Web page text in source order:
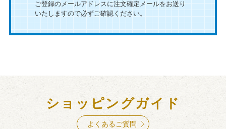
ご登録のメールアドレスに注文確定メールをお送り
いたしますので必ずご確認ください。
ショッピングガイド
よくあるご質問